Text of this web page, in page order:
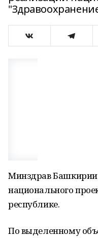
Минздрав Башкирии
национального
республике.
По выделенному